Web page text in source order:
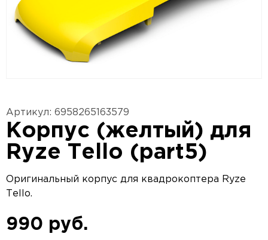
Артикул: 6958265163579
Корпус (желтый) для
Ryze Tello (part5)
Оригинальный корпус для квадрокоптера Ryze
Tello.
990 руб.